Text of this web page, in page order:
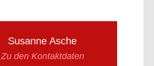
Susanne Asche
Zu den Kontaktdaten